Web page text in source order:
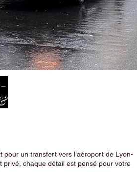
un transfert vers l’aéroport de Lyon-
chaque détail est pensé pour votre